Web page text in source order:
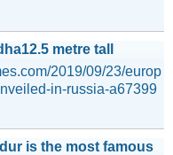
metre tall
2019/09/23/europ
in-russia-a67399
is the most famous